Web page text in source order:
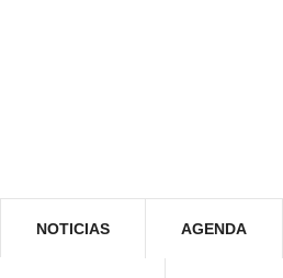
NOTICIAS AGENDA